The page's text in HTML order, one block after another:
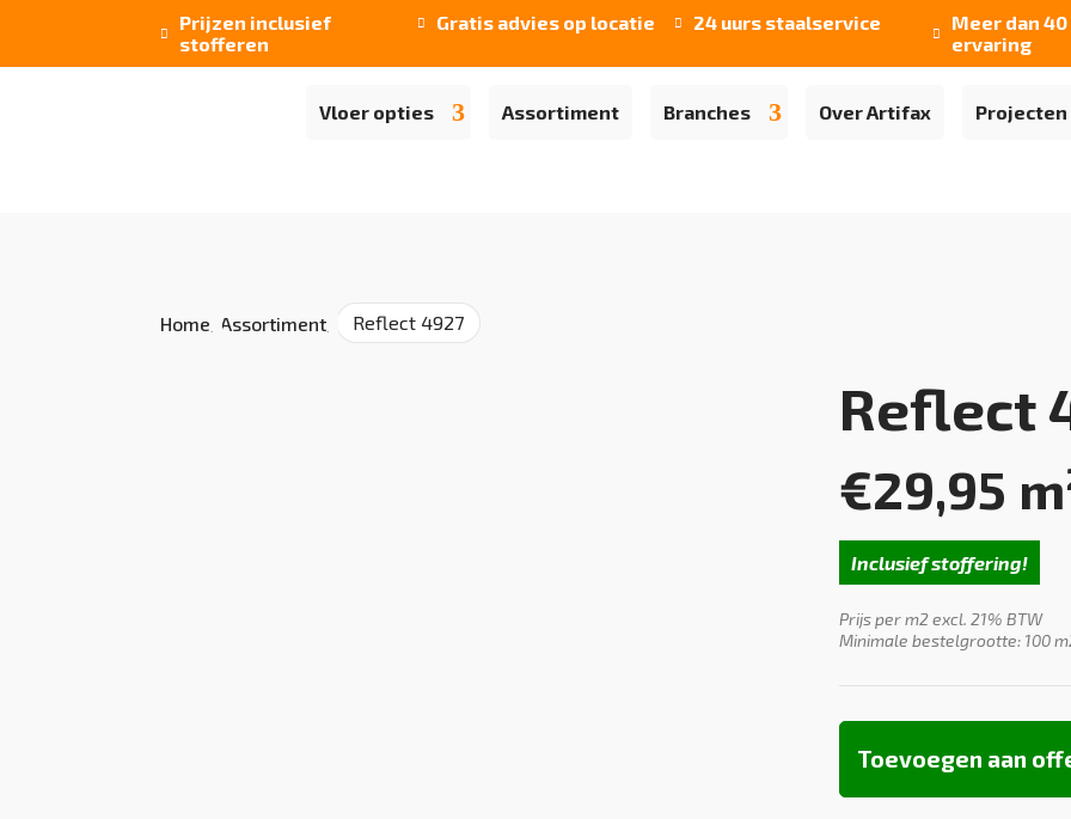

Prijzen inclusief
stofferen
 Gratis advies op locatie  24 uurs staalservice 
Meer dan
ervaring
Vloer opties Assortiment Branches Over Artifax Projecten
Home Assortiment Reflect 4927
Reflect
€29,95
Inclusief stoffering!
Prijs per m2 excl. 21% BTW
Minimale bestelgrootte: 100
Toevoegen aan